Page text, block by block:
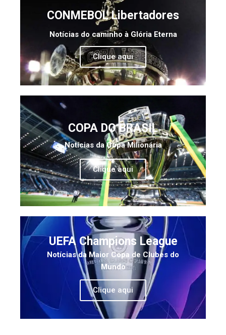
CONMEBOL Libertadores
Notícias do caminho à Glória Eterna
Clique aqui
COPA DO BRASIL
Notícias da Copa Milionária
Clique aqui
UEFA Champions League
Notícias da Maior Copa de Clubes do
Mundo
Clique aqui